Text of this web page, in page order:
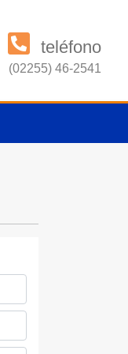
teléfono
(02255) 46-2541